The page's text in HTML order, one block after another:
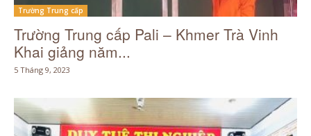
Trường Trung cấp
Trường Trung cấp Pali – Khmer Trà Vinh
Khai giảng năm...
5 Tháng 9, 2023